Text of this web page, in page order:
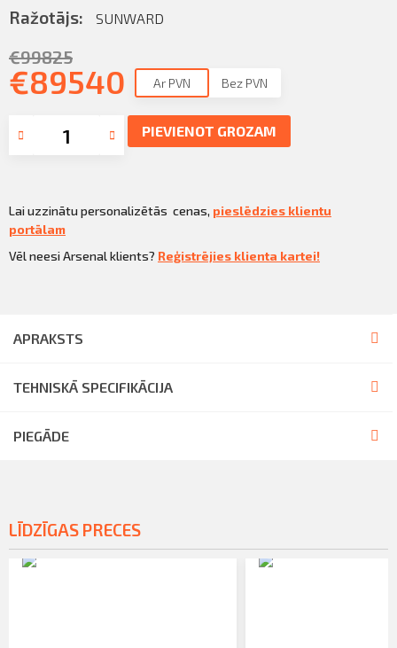
KLIENTU PORTĀLS
KĻŪT PAR KLIENTU
Iziet
Ražotājs: SUNWARD
€99825
€89540 Ar PVN Bez PVN
PIEVIENOT GROZAM
Lai uzzinātu personalizētās cenas, pieslēdzies klientu
portālam
Vēl neesi Arsenal klients? Reģistrējies klienta kartei!
APRAKSTS
TEHNISKĀ SPECIFIKĀCIJA
PIEGĀDE
LĪDZĪGAS PRECES